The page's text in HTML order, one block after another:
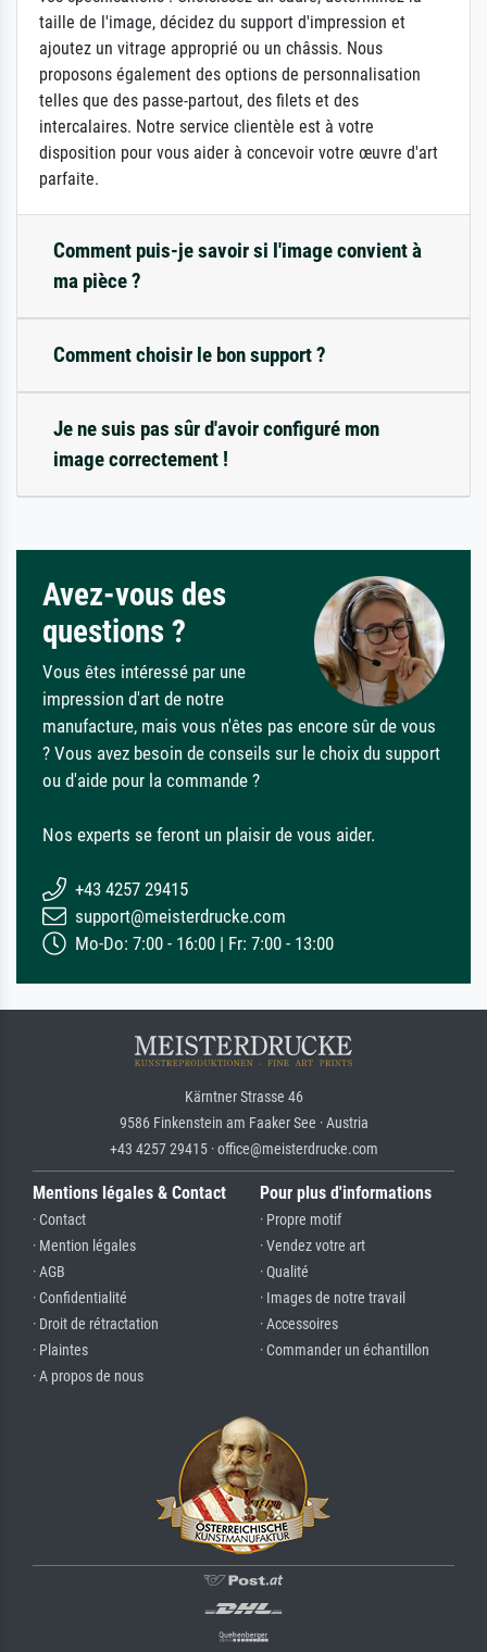
taille de l'image, décidez du support d'impression et
ajoutez un vitrage approprié ou un châssis. Nous
proposons également des options de personnalisation
telles que des passe-partout, des filets et des
intercalaires. Notre service clientèle est à votre
disposition pour vous aider à concevoir votre œuvre d'art
parfaite.
Comment puis-je savoir si l'image convient à
ma pièce ?
Comment choisir le bon support ?
Je ne suis pas sûr d'avoir configuré mon
image correctement !
Avez-vous des
questions ?
Vous êtes intéressé par une
impression d'art de notre
manufacture, mais vous n'êtes pas encore sûr de vous
? Vous avez besoin de conseils sur le choix du support
ou d'aide pour la commande ?
Nos experts se feront un plaisir de vous aider.
+43 4257 29415
support@meisterdrucke.com
Mo-Do: 7:00 - 16:00 | Fr: 7:00 - 13:00
Kärntner Strasse 46
9586 Finkenstein am Faaker See · Austria
+43 4257 29415 · office@meisterdrucke.com
Mentions légales & Contact
· Contact
· Mention légales
· AGB
· Confidentialité
· Droit de rétractation
· Plaintes
· A propos de nous
Pour plus d'informations
· Propre motif
· Vendez votre art
· Qualité
· Images de notre travail
· Accessoires
· Commander un échantillon